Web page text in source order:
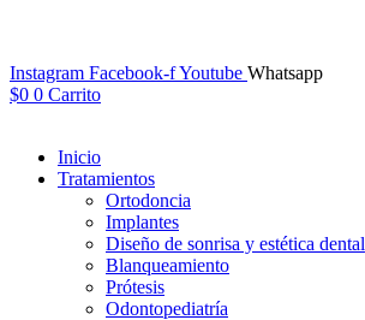
Instagram Facebook-fYoutube Whatsapp
$0 0 Carrito
Inicio
Tratamientos
Ortodoncia
Implantes
Diseño de sonrisa y estética dental
Blanqueamiento
Prótesis
Odontopediatría